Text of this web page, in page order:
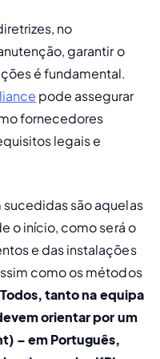
no
garantir o
é fundamental.
pode assegurar
fornecedores
legais e
são aquelas
o início, como será o
e das instalações
como os métodos
Todos, tanto na equipa
orientar por um
– em Português,